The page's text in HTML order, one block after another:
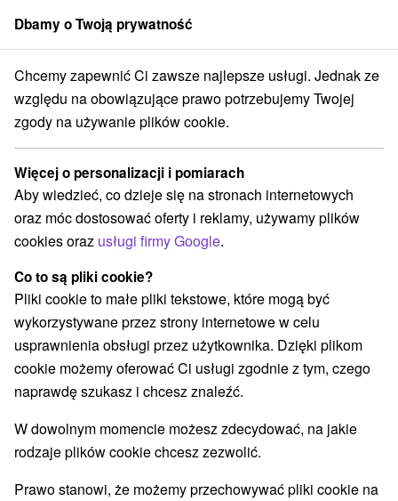
członek grupySorger
Pobyt kosmetyczny dla kobiet pełen relaksu, piękna i pielęgnacji
Pobyt kosmetyczny dla kobiet
pełen relaksu, piękna i pielęgnacji
Uzdrowisko Bardejovské Kúpele Bardejov
Wybierz datę
Przejdź do lokalizacji
9,0 doskonały·1122 recenzji
Dbamy o Twoją prywatność
Chcemy zapewnić Ci zawsze najlepsze usługi. Jednak ze
względu na obowiązujące prawo potrzebujemy Twojej
zgody na używanie plików cookie.
Więcej o personalizacji i pomiarach
Aby wiedzieć, co dzieje się na stronach internetowych
oraz móc dostosować oferty i reklamy, używamy plików
cookies oraz usługi firmy Google.
Co to są pliki cookie?
Pliki cookie to małe pliki tekstowe, które mogą być
wykorzystywane przez strony internetowe w celu
usprawnienia obsługi przez użytkownika. Dzięki plikom
cookie możemy oferować Ci usługi zgodnie z tym, czego
naprawdę szukasz i chcesz znaleźć.
W dowolnym momencie możesz zdecydować, na jakie
rodzaje plików cookie chcesz zezwolić.
Prawo stanowi, że możemy przechowywać pliki cookie na